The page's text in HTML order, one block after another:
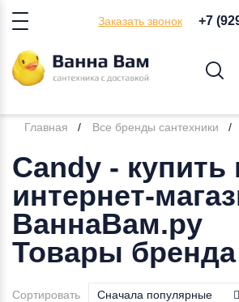
Заказать звонок +7
Главная Все бренды сантехники
Candy - купить
интернет-
ВаннаВам.ру
Товары
Сортировать Сначала популярные